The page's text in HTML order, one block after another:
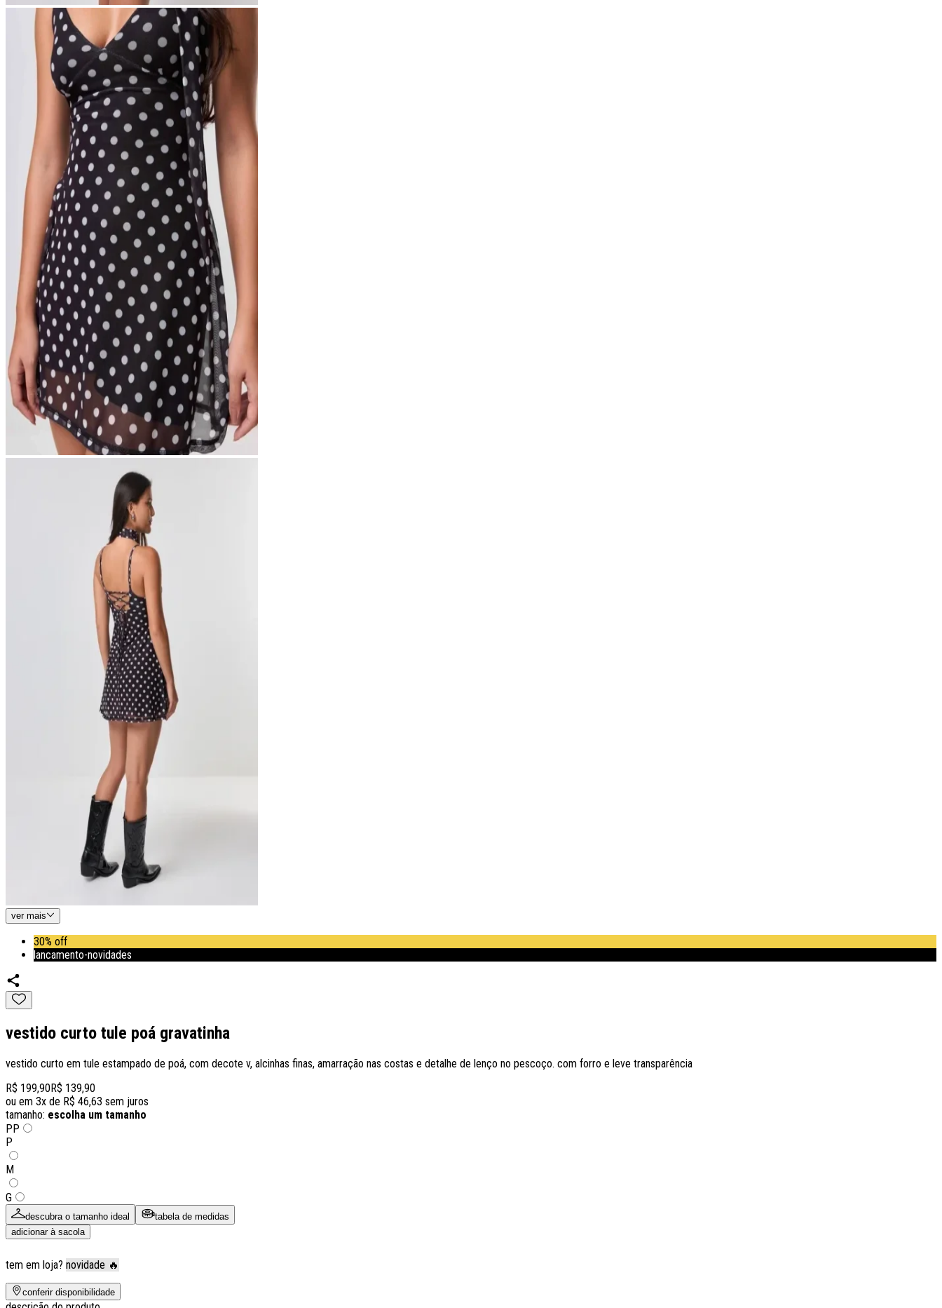
ver mais
30% off
lancamento-novidades
vestido curto tule poá gravatinha
vestido curto em tule estampado de poá, com decote v, alcinhas finas, amarração nas costas e detalhe de lenço no pescoço. com forro e leve transparência
R$ 199,90 R$ 139,90
ou em 3x de R$ 46,63 sem juros
tamanho: escolha um tamanho
PP
P
M
G
descubra o tamanho ideal
tabela de medidas
adicionar à sacola
tem em loja? novidade 🔥
conferir disponibilidade